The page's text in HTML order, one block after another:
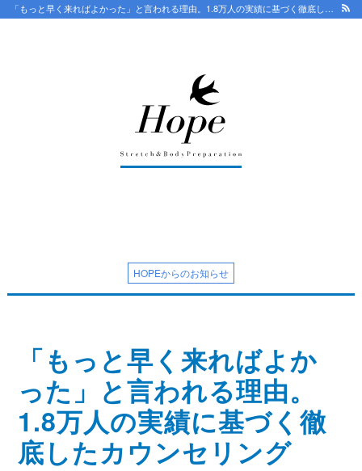
「もっと早く来ればよかった」と言われる理由。1.8万人の実績に基づく徹底したカウンセリング | 滋賀 守山市整体HOPE【18年/口コミ4.8】骨盤から根本改善 ストレッチで優しく 守山で人気・おすすめ整体院
HOPEからのお知らせ
「もっと早く来ればよか
った」と言われる理由。
1.8万人の実績に基づく徹
底したカウンセリング
オンライン問診
ストレッチ整体
体幹トレーニング
骨盤矯正・姿勢矯正